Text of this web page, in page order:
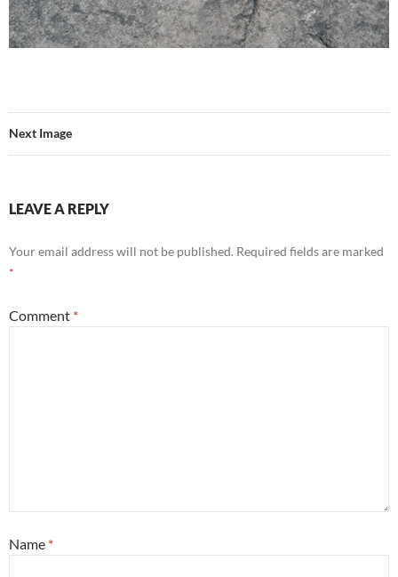
Next Image
LEAVE A REPLY
Your email address will not be published. Required fields are marked
*
Comment *
Name *